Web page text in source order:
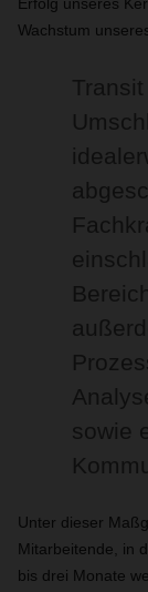
Wachstum
sowie
Unter dieser
Mitarbeitende, in
bis drei Monate